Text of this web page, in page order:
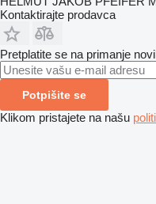
Kontaktirajte prodavca
Pretplatite se na primanje
Potpišite se
Klikom pristajete na našu